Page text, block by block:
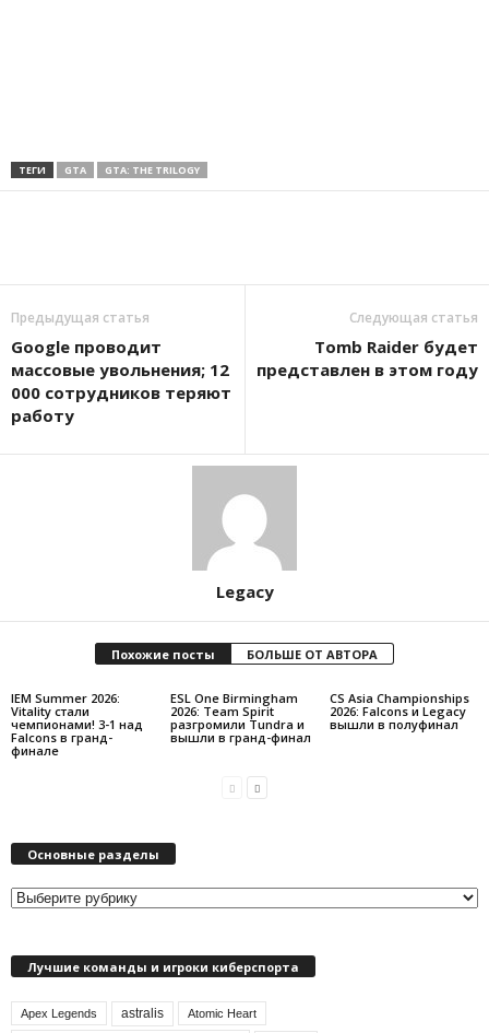
ТЕГИ GTA GTA: THE TRILOGY
Предыдущая статья
Google проводит
массовые увольнения; 12
000 сотрудников теряют
работу
Следующая статья
Tomb Raider будет
представлен в этом году
Legacy
Похожие посты БОЛЬШЕ ОТ АВТОРА
IEM Summer 2026:
Vitality стали
чемпионами! 3-1 над
Falcons в гранд-
финале
ESL One Birmingham
2026: Team Spirit
разгромили Tundra и
вышли в гранд-финал
CS Asia Championships
2026: Falcons и Legacy
вышли в полуфинал
Основные разделы
О
Лучшие команды и игроки киберспорта
Apex Legends astralis Atomic Heart